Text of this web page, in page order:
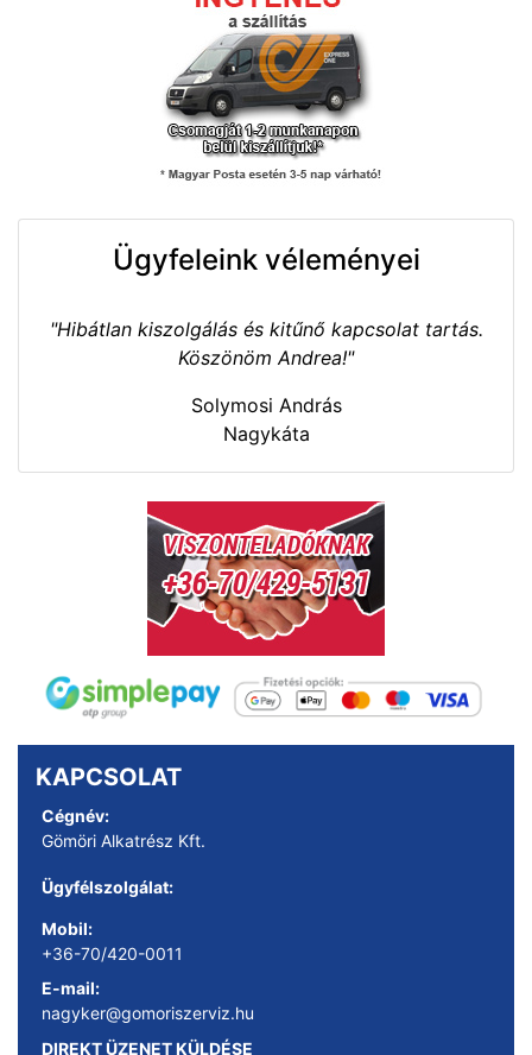
Ügyfeleink véleményei
"Hibátlan kiszolgálás és kitűnő kapcsolat tartás.
Köszönöm Andrea!"
Solymosi András
Nagykáta
KAPCSOLAT
Cégnév:
Gömöri Alkatrész Kft.
Ügyfélszolgálat:
Mobil:
+36-70/420-0011
E-mail:
nagyker@gomoriszerviz.hu
DIREKT ÜZENET KÜLDÉSE